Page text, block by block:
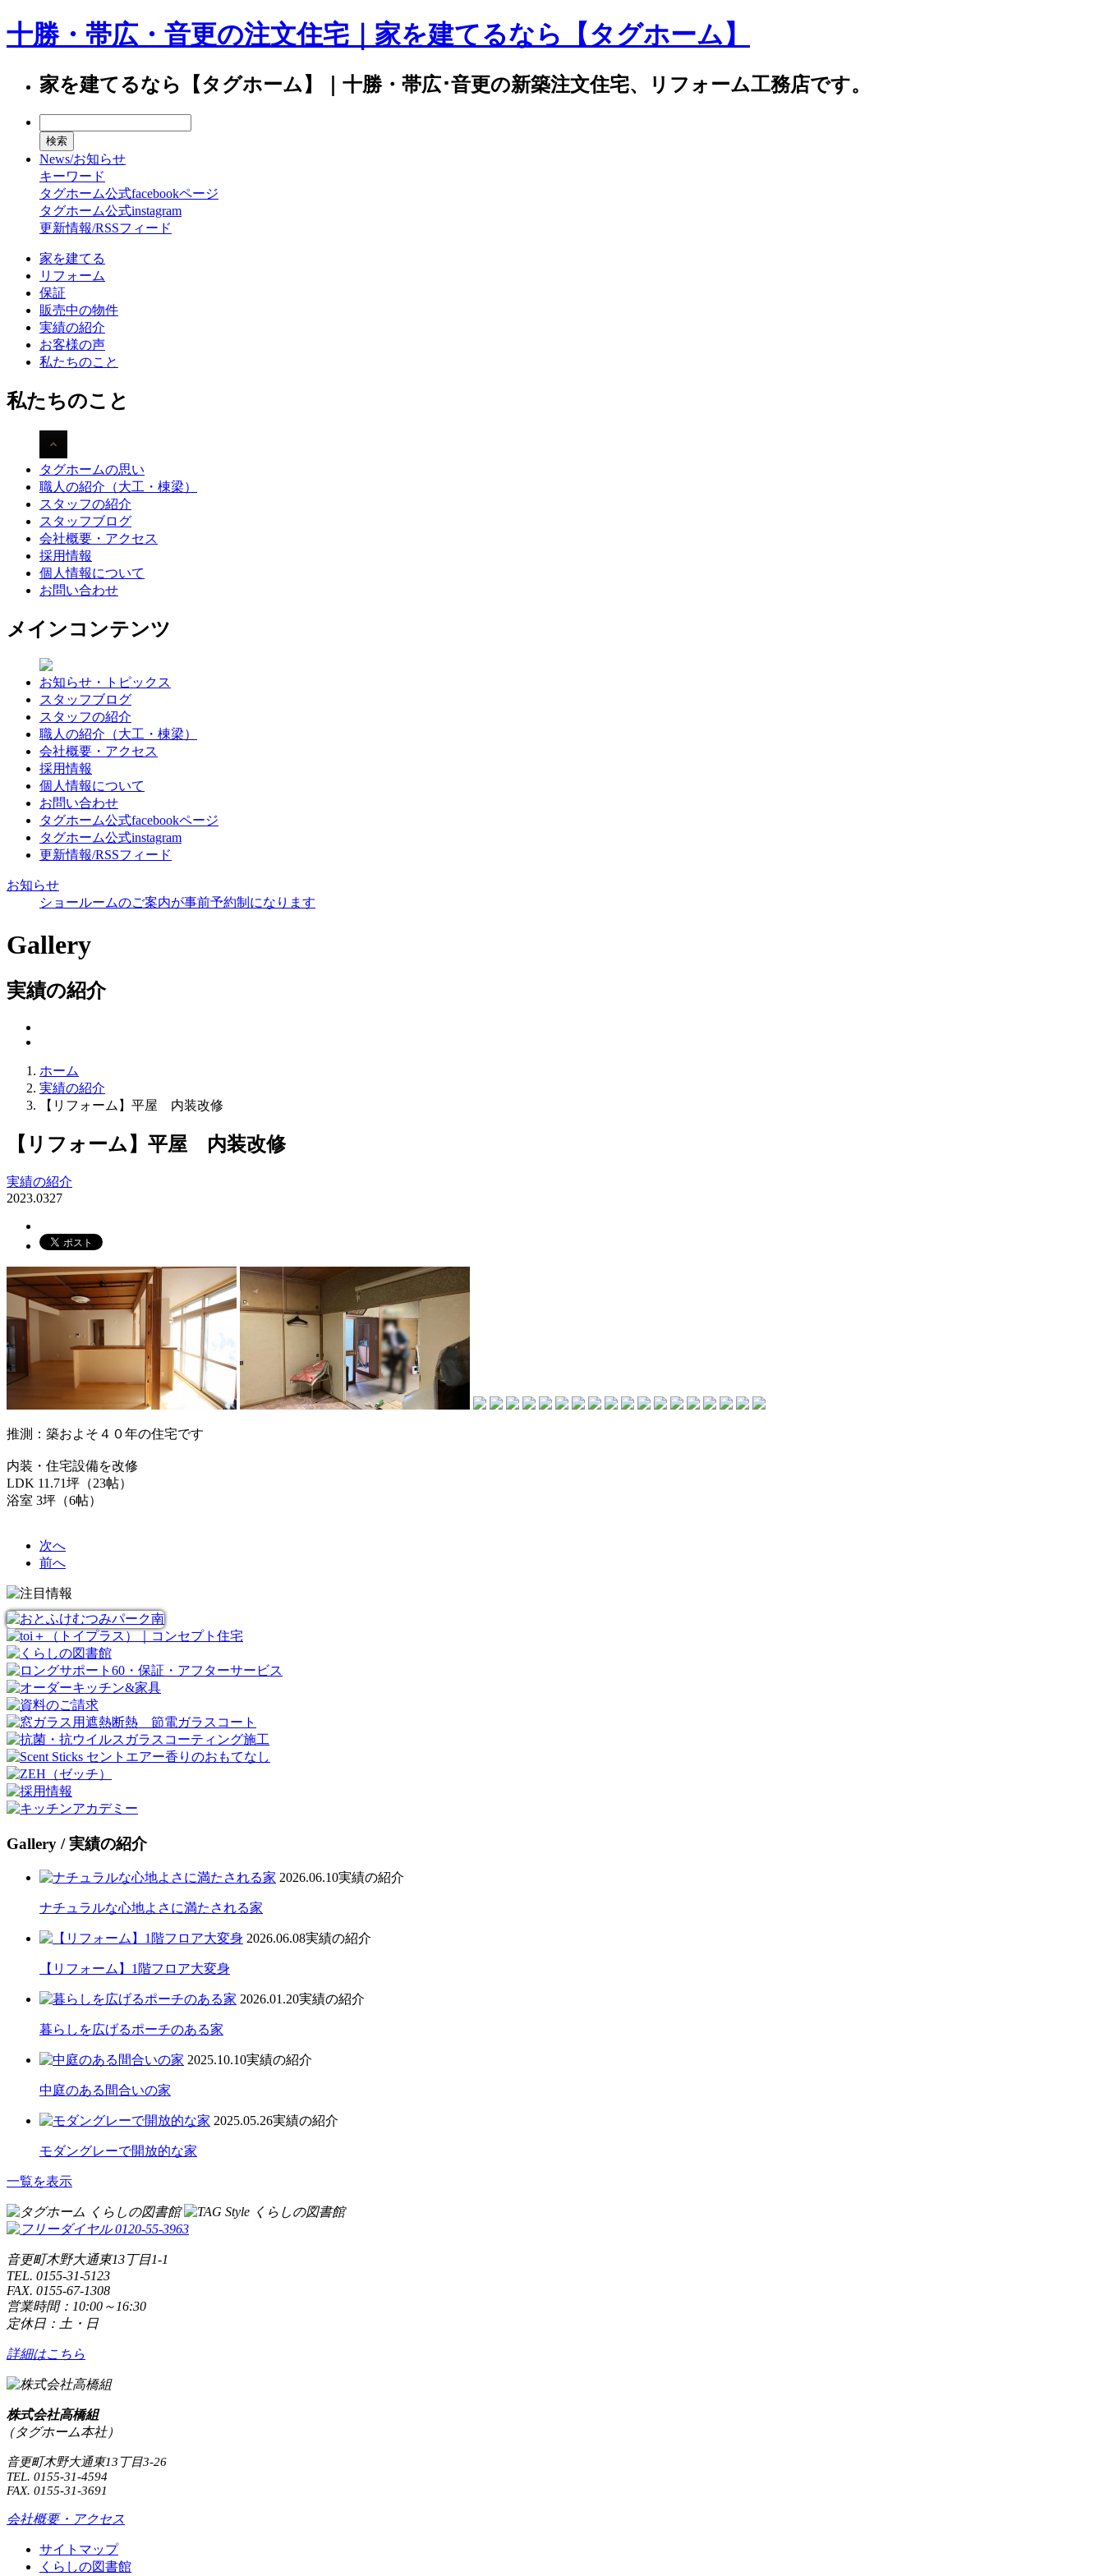
十勝・帯広・音更の注文住宅｜家を建てるなら【タグホーム】
家を建てるなら【タグホーム】｜十勝・帯広･音更の新築注文住宅、リフォーム工務店です。
News/お知らせ
キーワード
タグホーム公式facebookページ
タグホーム公式instagram
更新情報/RSSフィード
家を建てる
リフォーム
保証
販売中の物件
実績の紹介
お客様の声
私たちのこと
私たちのこと
タグホームの思い
職人の紹介（大工・棟梁）
スタッフの紹介
スタッフブログ
会社概要・アクセス
採用情報
個人情報について
お問い合わせ
メインコンテンツ
お知らせ・トピックス
スタッフブログ
スタッフの紹介
職人の紹介（大工・棟梁）
会社概要・アクセス
採用情報
個人情報について
お問い合わせ
タグホーム公式facebookページ
タグホーム公式instagram
更新情報/RSSフィード
お知らせ
ショールームのご案内が事前予約制になります
Gallery
実績の紹介
ホーム
実績の紹介
【リフォーム】平屋 内装改修
【リフォーム】平屋 内装改修
実績の紹介
2023.0327
推測：築およそ４０年の住宅です
内装・住宅設備を改修
LDK 11.71坪（23帖）
浴室 3坪（6帖）
次へ
前へ
Gallery / 実績の紹介
2026.06.10実績の紹介
ナチュラルな心地よさに満たされる家
2026.06.08実績の紹介
【リフォーム】1階フロア大変身
2026.01.20実績の紹介
暮らしを広げるポーチのある家
2025.10.10実績の紹介
中庭のある間合いの家
2025.05.26実績の紹介
モダングレーで開放的な家
一覧を表示
音更町木野大通東13丁目1-1
TEL. 0155-31-5123
FAX. 0155-67-1308
営業時間：10:00～16:30
定休日：土・日
詳細はこちら
株式会社高橋組
（タグホーム本社）
音更町木野大通東13丁目3-26
TEL. 0155-31-4594
FAX. 0155-31-3691
会社概要・アクセス
サイトマップ
くらしの図書館